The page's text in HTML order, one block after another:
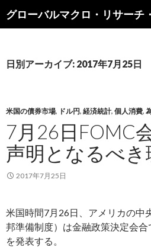
索
ン
キ
ッ
プ
日別アーカイブ: 2017年7月25日
米国の債券市場, ドル円, 経済統計, 個人消費,
7月26日FOMC
声明となるべき
2017年7月25日
米国時間7月26日、アメリカの中
邦準備制度）は金融政策決定会
を発表する。